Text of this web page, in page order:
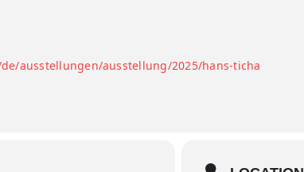
ausstellungen/ausstellung/2025/hans-ticha